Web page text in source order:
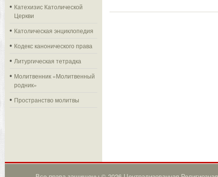
Катехизис Католической
Церкви
Католическая энциклопедия
Кодекс канонического права
Литургическая тетрадка
Молитвенник «Молитвенный
родник»
Пространство молитвы